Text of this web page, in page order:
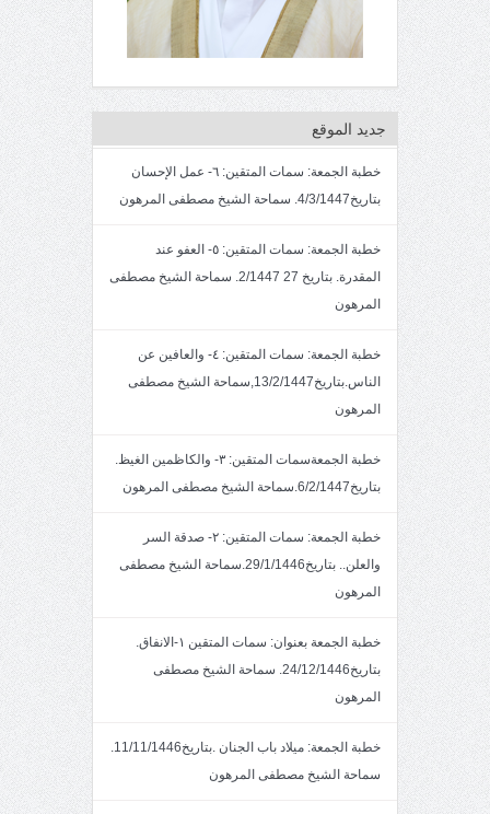
جديد الموقع
خطبة الجمعة: سمات المتقين: ٦- عمل الإحسان
بتاريخ4/3/1447. سماحة الشيخ مصطفى المرهون
خطبة الجمعة: سمات المتقين: ٥- العفو عند
المقدرة. بتاريخ 27 2/1447. سماحة الشيخ مصطفى
المرهون
خطبة الجمعة: سمات المتقين: ٤- والعافين عن
الناس.بتاريخ13/2/1447,سماحة الشيخ مصطفى
المرهون
خطبة الجمعةسمات المتقين: ٣- والكاظمين الغيظ.
بتاريخ6/2/1447.سماحة الشيخ مصطفى المرهون
خطبة الجمعة: سمات المتقين: ٢- صدقة السر
والعلن.. بتاريخ29/1/1446.سماحة الشيخ مصطفى
المرهون
خطبة الجمعة بعنوان: سمات المتقين ١-الانفاق.
بتاريخ24/12/1446. سماحة الشيخ مصطفى
المرهون
خطبة الجمعة: ميلاد باب الجنان .بتاريخ11/11/1446.
سماحة الشيخ مصطفى المرهون